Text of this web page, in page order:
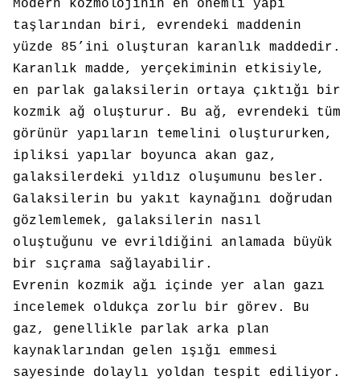
Modern kozmolojinin en önemli yapı
taşlarından biri, evrendeki maddenin
yüzde 85’ini oluşturan karanlık maddedir.
Karanlık madde, yerçekiminin etkisiyle,
en parlak galaksilerin ortaya çıktığı bir
kozmik ağ oluşturur. Bu ağ, evrendeki tüm
görünür yapıların temelini oluştururken,
ipliksi yapılar boyunca akan gaz,
galaksilerdeki yıldız oluşumunu besler.
Galaksilerin bu yakıt kaynağını doğrudan
gözlemlemek, galaksilerin nasıl
oluştuğunu ve evrildiğini anlamada büyük
bir sıçrama sağlayabilir.
Evrenin kozmik ağı içinde yer alan gazı
incelemek oldukça zorlu bir görev. Bu
gaz, genellikle parlak arka plan
kaynaklarından gelen ışığı emmesi
sayesinde dolaylı yoldan tespit ediliyor.